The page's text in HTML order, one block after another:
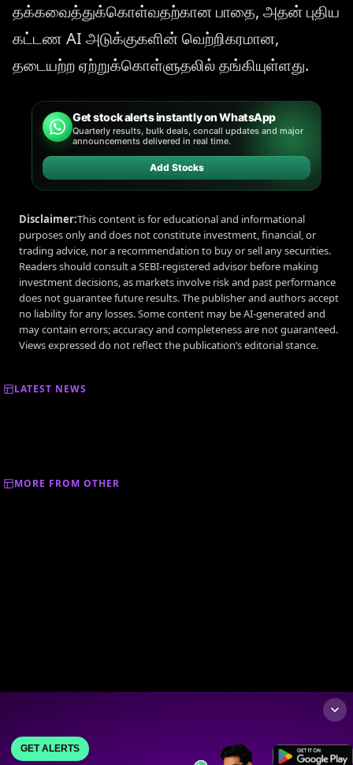
தக்கவைத்துக்கொள்வதற்கான பாதை, அதன் புதிய
கட்டண AI அடுக்குகளின் வெற்றிகரமான,
தடையற்ற ஏற்றுக்கொள்ளுதலில் தங்கியுள்ளது.
Get stock alerts instantly on WhatsApp
Quarterly results, bulk deals, concall updates and major
announcements delivered in real time.
Add Stocks
Disclaimer:This content is for educational and informational
purposes only and does not constitute investment, financial, or
trading advice, nor a recommendation to buy or sell any securities.
Readers should consult a SEBI-registered advisor before making
investment decisions, as markets involve risk and past performance
does not guarantee future results. The publisher and authors accept
no liability for any losses. Some content may be AI-generated and
may contain errors; accuracy and completeness are not guaranteed.
Views expressed do not reflect the publication’s editorial stance.
LATEST NEWS
MORE FROM OTHER
GET ALERTS